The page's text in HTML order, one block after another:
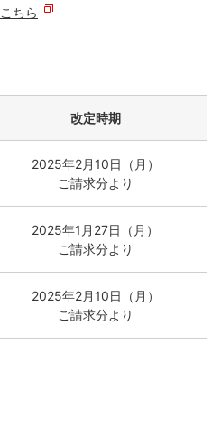
こちら
改定時期
2025年2月10日（月）
ご請求分より
2025年1月27日（月）
ご請求分より
2025年2月10日（月）
ご請求分より